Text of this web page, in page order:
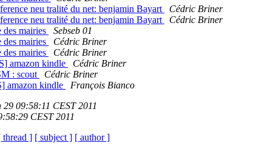
neu tralité du net: benjamin Bayart
Cédric Briner
neu tralité du net: benjamin Bayart
Cédric Briner
mairies
Sebseb 01
mairies
Cédric Briner
mairies
Cédric Briner
amazon kindle
Cédric Briner
: scout
Cédric Briner
amazon kindle
François Bianco
29 09:58:11 CEST 2011
CEST 2011
thread ] [ subject ] [ author ]